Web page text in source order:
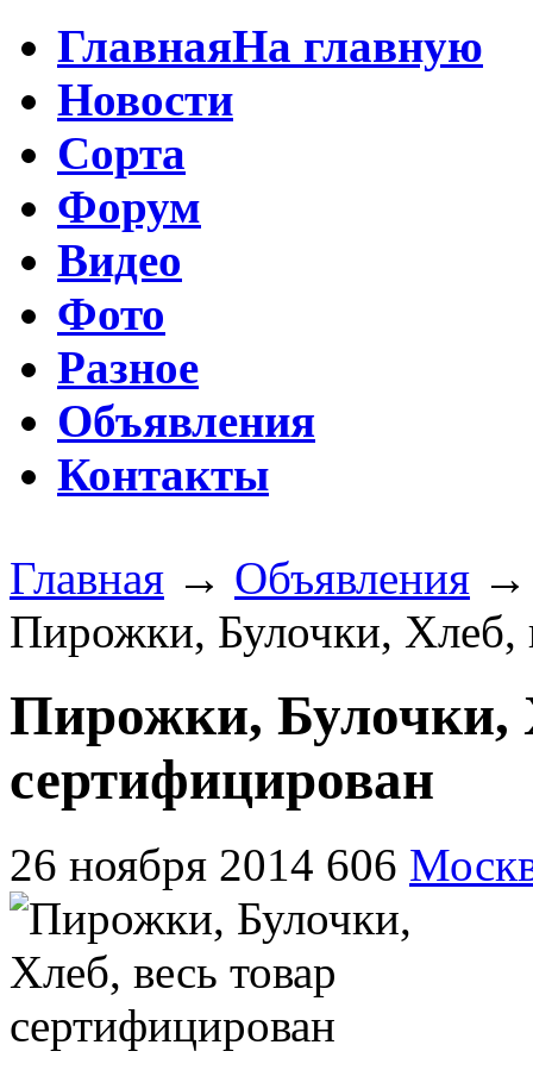
ГлавнаяНа главную
Новости
Сорта
Форум
Видео
Фото
Разное
Объявления
Контакты
Главная → Объявления
Пирожки, Булочки, Хлеб,
Пирожки, Булочки,
сертифицирован
26 ноября 2014 606